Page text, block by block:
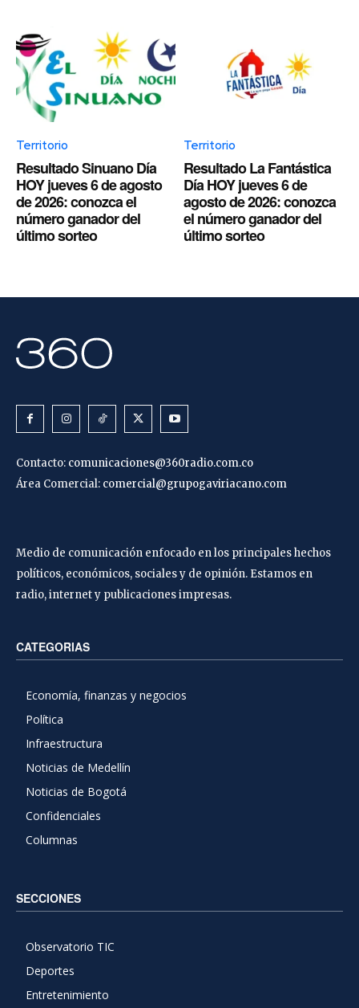
Territorio
Resultado Sinuano Día
HOY jueves 6 de agosto
de 2026: conozca el
número ganador del
último sorteo
Territorio
Resultado La Fantástica
Día HOY jueves 6 de
agosto de 2026: conozca
el número ganador del
último sorteo
Contacto: comunicaciones@360radio.com.co
Área Comercial: comercial@grupogaviriacano.com
Medio de comunicación enfocado en los principales hechos
políticos, económicos, sociales y de opinión. Estamos en
radio, internet y publicaciones impresas.
CATEGORIAS
Economía, finanzas y negocios
Política
Infraestructura
Noticias de Medellín
Noticias de Bogotá
Confidenciales
Columnas
SECCIONES
Observatorio TIC
Deportes
Entretenimiento